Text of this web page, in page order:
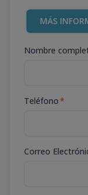
MÁS
Nombre
Teléfono*
Correo